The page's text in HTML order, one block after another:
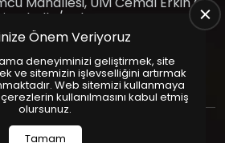
Ankara
8888
4085
site Us Yazılım
Paketleri ile Hazırlanmıştır. © 2025
Önem Veriyoruz
deneyiminizi geliştirmek, site
ve sitemizin işlevselliğini artırmak
Web sitemizi kullanmaya
kullanılmasını kabul etmiş
olursunuz.
Tamam